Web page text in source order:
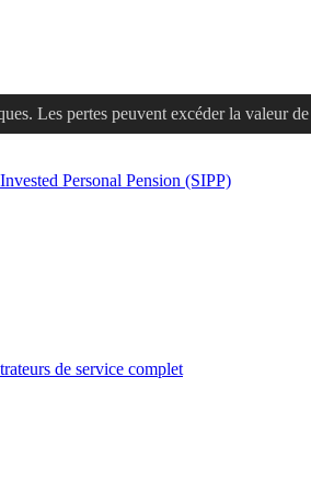
Les pertes peuvent excéder la valeur
Personal Pension (SIPP)
de service complet